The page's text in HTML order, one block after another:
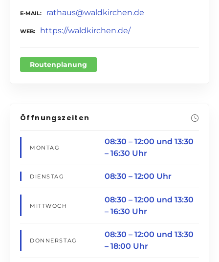
E-MAIL rathaus@waldkirchen.de
WEB https://waldkirchen.de/
Routenplanung
Öffnungszeiten
MONTAG
08:30 – 12:00 und 13:30
– 16:30 Uhr
DIENSTAG 08:30 – 12:00 Uhr
MITTWOCH
08:30 – 12:00 und 13:30
– 16:30 Uhr
DONNERSTAG
08:30 – 12:00 und 13:30
– 18:00 Uhr